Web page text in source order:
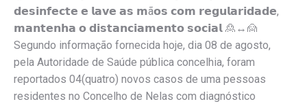
𝗱𝗲𝘀𝗶𝗻𝗳𝗲𝗰𝘁𝗲 𝗲 𝗹𝗮𝘃𝗲 𝗮𝘀 𝗺ã𝗼𝘀 𝗰𝗼𝗺 𝗿𝗲𝗴𝘂𝗹𝗮𝗿𝗶𝗱𝗮𝗱𝗲,
𝗺𝗮𝗻𝘁𝗲𝗻𝗵𝗮 𝗼 𝗱𝗶𝘀𝘁𝗮𝗻𝗰𝗶𝗮𝗺𝗲𝗻𝘁𝗼 𝘀𝗼𝗰𝗶𝗮𝗹 🙎↔️🙍
Segundo informação fornecida hoje, dia 08 de agosto,
pela Autoridade de Saúde pública concelhia, foram
reportados 04(quatro) novos casos de uma pessoas
residentes no Concelho de Nelas com diagnóstico